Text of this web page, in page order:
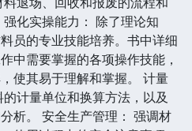
化实操能力： 除了理论知
员的专业技能培养。书中详细
中需要掌握的各项操作技能，
使其易于理解和掌握。 计量
计量单位和换算方法，以及
析。 安全生产管理： 强调材